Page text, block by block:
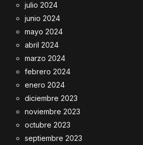
julio 2024
junio 2024
mayo 2024
abril 2024
marzo 2024
febrero 2024
enero 2024
diciembre 2023
noviembre 2023
octubre 2023
septiembre 2023